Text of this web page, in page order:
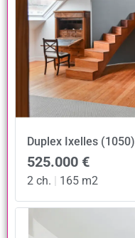
Duplex Ixelles (1050)
525.000 €
2 ch. 165 m2